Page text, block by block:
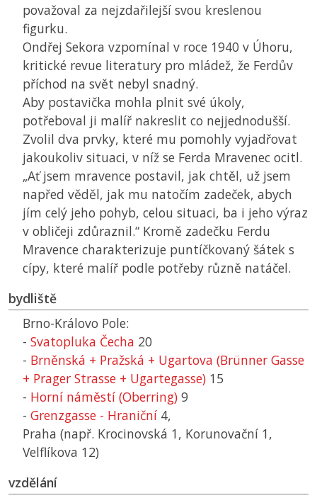
považoval za nejzdařilejší svou kreslenou
figurku.
Ondřej Sekora vzpomínal v roce 1940 v Úhoru,
kritické revue literatury pro mládež, že Ferdův
příchod na svět nebyl snadný.
Aby postavička mohla plnit své úkoly,
potřeboval ji malíř nakreslit co nejjednodušší.
Zvolil dva prvky, které mu pomohly vyjadřovat
jakoukoliv situaci, v níž se Ferda Mravenec ocitl.
„Ať jsem mravence postavil, jak chtěl, už jsem
napřed věděl, jak mu natočím zadeček, abych
jím celý jeho pohyb, celou situaci, ba i jeho výraz
v obličeji zdůraznil.“ Kromě zadečku Ferdu
Mravence charakterizuje puntíčkovaný šátek s
cípy, které malíř podle potřeby různě natáčel.
bydliště
Brno-Královo Pole:
- Svatopluka Čecha 20
- Brněnská + Pražská + Ugartova (Brünner Gasse
+ Prager Strasse + Ugartegasse) 15
- Horní náměstí (Oberring) 9
- Grenzgasse - Hraniční 4,
Praha (např. Krocinovská 1, Korunovační 1,
Velflíkova 12)
vzdělání